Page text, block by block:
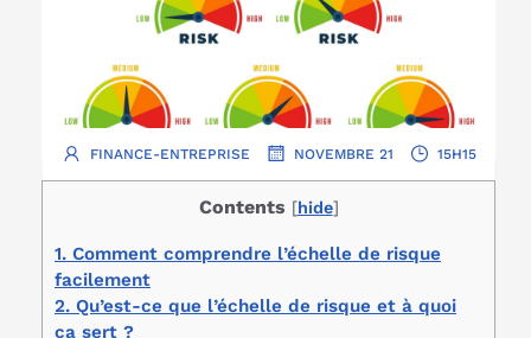
FINANCE-ENTREPRISE NOVEMBRE 21 15H15
Contents [hide]
1. Comment comprendre l’échelle de risque
facilement
2. Qu’est-ce que l’échelle de risque et à quoi
ça sert ?